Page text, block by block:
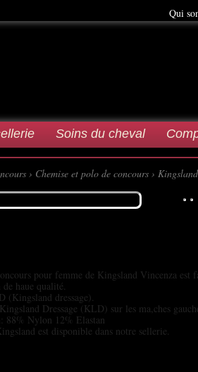
Qui
Soins du cheval
› Chemise et polo de concours ›
pour femme de Kingsland Vincenza est
haue qualité.
(Kingsland dressage).
Dressage (KLD) sur les ma,ches
88% Nylon 12% Elastan
est disponible dans notre sellerie.